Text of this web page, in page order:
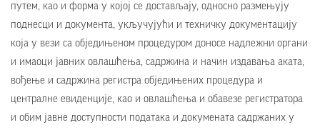
путем, као и форма у којој се достављају, односно размењују
поднесци и документа, укључујући и техничку документацију
која у вези са обједињеном процедуром доносе надлежни органи
и имаоци јавних овлашћења, садржина и начин издавања аката,
вођење и садржина регистра обједињених процедура и
централне евиденције, као и овлашћења и обавезе регистратора
и обим јавне доступности података и докумената садржаних у